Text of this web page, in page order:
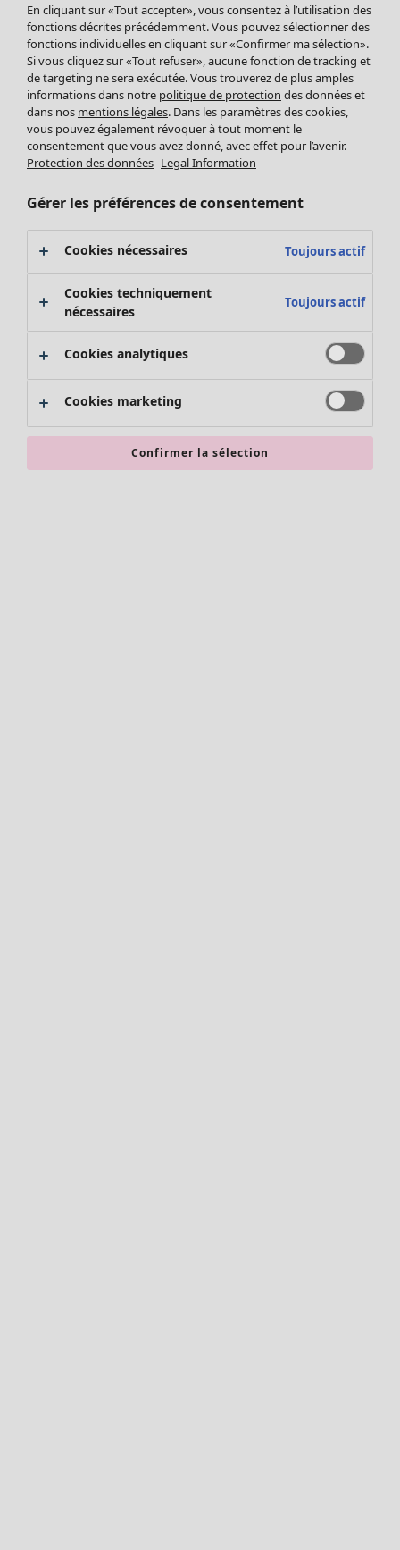
Leggings et collants
Accessoires
Chaussures
Vêtements de bain
Basics
Soldes Mobilier
Bonnes affaires déco
Décoration
Textiles
Tapis
Éponge
Promos SOLDES
Les promos de Gudrun Sjödén
Nouvel arrivage
Bonnes affaires en soldes - jusqu'à -70
En cliquant sur «Tout accepter», vous consentez à l’utilisation des
fonctions décrites précédemment. Vous pouvez sélectionner des
fonctions individuelles en cliquant sur «Confirmer ma sélection».
Si vous cliquez sur «Tout refuser», aucune fonction de tracking et
de targeting ne sera exécutée. Vous trouverez de plus amples
informations dans notre politique de protection des données et
dans nos mentions légales. Dans les paramètres des cookies,
vous pouvez également révoquer à tout moment le
consentement que vous avez donné, avec effet pour l’avenir.
Protection des données Legal Information
Gérer les préférences de consentement
Cookies nécessaires Toujours actif
Cookies techniquement
nécessaires
Toujours actif
Cookies analytiques
Cookies marketing
Confirmer la sélection